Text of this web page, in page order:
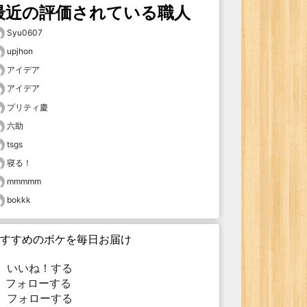
近の評価されている職人
Syu0607
upjhon
アイデア
アイデア
プリティ慶
六助
tsgs
寝る！
mmmmm
bokkk
すめのボケを毎日お届け
いいね！する
ォローする
フォローする